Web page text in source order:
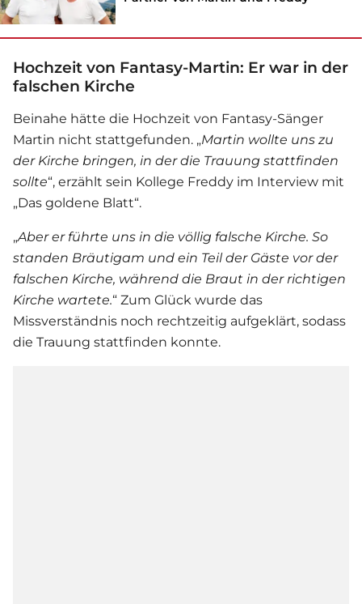
Hochzeit von Fantasy-Martin: Er war in der
falschen Kirche
Beinahe hätte die Hochzeit von Fantasy-Sänger
Martin nicht stattgefunden. „Martin wollte uns zu
der Kirche bringen, in der die Trauung stattfinden
sollte“, erzählt sein Kollege Freddy im Interview mit
„Das goldene Blatt“.
„Aber er führte uns in die völlig falsche Kirche. So
standen Bräutigam und ein Teil der Gäste vor der
falschen Kirche, während die Braut in der richtigen
Kirche wartete.“ Zum Glück wurde das
Missverständnis noch rechtzeitig aufgeklärt, sodass
die Trauung stattfinden konnte.